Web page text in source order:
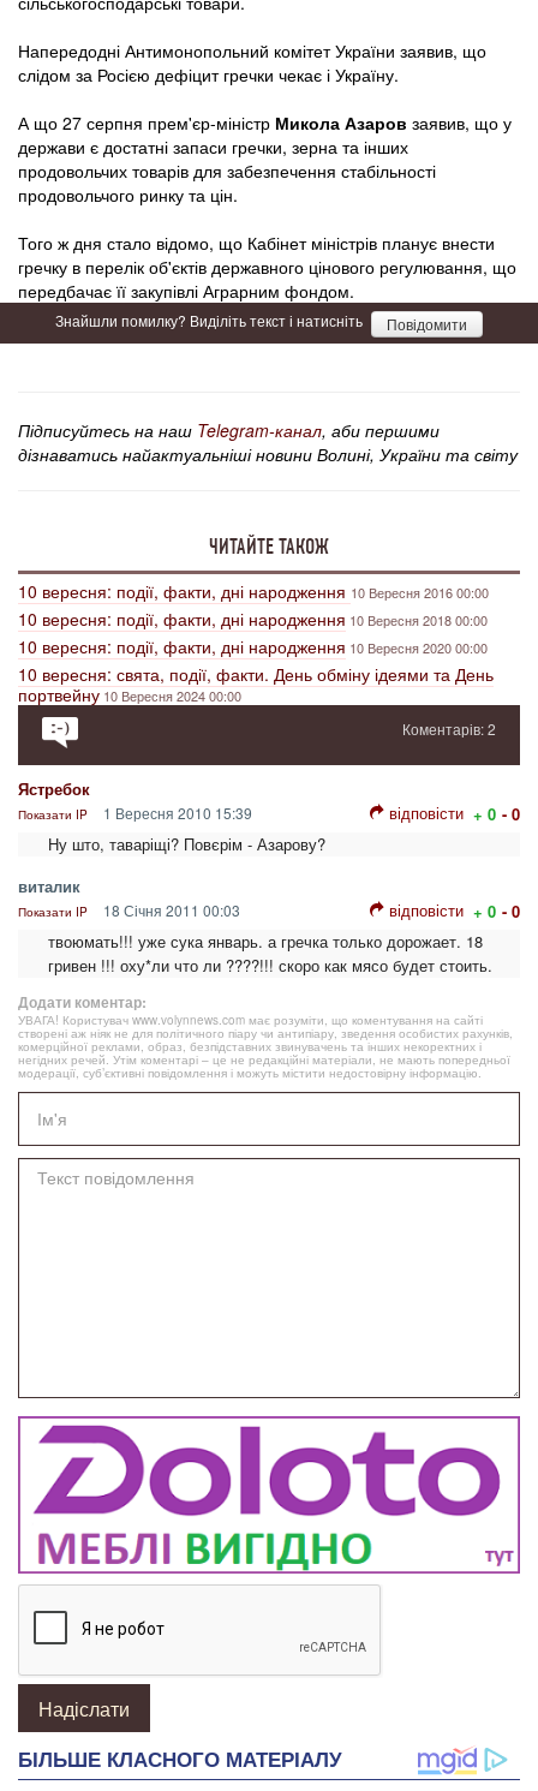
Напередодні Антимонопольний комітет України заявив, що
слідом за Росією дефіцит гречки чекає і Україну.
А що 27 серпня прем'єр-міністр Микола Азаров заявив, що у
держави є достатні запаси гречки, зерна та інших
продовольчих товарів для забезпечення стабільності
продовольчого ринку та цін.
Того ж дня стало відомо, що Кабінет міністрів планує внести
гречку в перелік об'єктів державного цінового регулювання, що
передбачає її закупівлі Аграрним фондом.
Знайшли помилку? Виділіть текст і натисніть Повідомити
Підписуйтесь на наш Telegram-канал, аби першими
дізнаватись найактуальніші новини Волині, України та світу
ЧИТАЙТЕ ТАКОЖ
10 вересня: події, факти, дні народження 10 Вересня 2016 00:00
10 вересня: події, факти, дні народження 10 Вересня 2018 00:00
10 вересня: події, факти, дні народження 10 Вересня 2020 00:00
10 вересня: свята, події, факти. День обміну ідеями та День
портвейну 10 Вересня 2024 00:00
Коментарів: 2
Ястребок
Показати IP 1 Вересня 2010 15:39 відповісти + 0 - 0
Ну што, таваріщі? Повєрім - Азарову?
виталик
Показати IP 18 Січня 2011 00:03 відповісти + 0 - 0
твоюмать!!! уже сука январь. а гречка только дорожает. 18
гривен !!! оху*ли что ли ????!!! скоро как мясо будет стоить.
Додати коментар:
УВАГА! Користувач www.volynnews.com має розуміти, що коментування на сайті
створені аж ніяк не для політичного піару чи антипіару, зведення особистих рахунків,
комерційної реклами, образ, безпідставних звинувачень та інших некоректних і
негідних речей. Утім коментарі – це не редакційні матеріали, не мають попередньої
модерації, суб’єктивні повідомлення і можуть містити недостовірну інформацію.